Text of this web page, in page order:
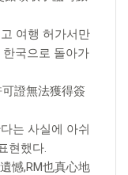
여행 허가서만
국으로 돌아가
證無法獲得簽
는 사실에 아쉬
현했다.
憾,RM也真心地